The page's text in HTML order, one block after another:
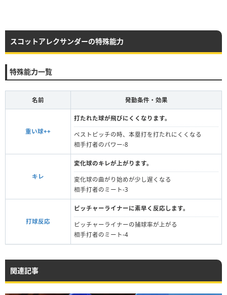
スコットアレクサンダーの特殊能力
特殊能力一覧
名前 発動条件・効果
重い球++
打たれた球が飛びにくくなります。
ベストピッチの時、本塁打を打たれにくくなる
相手打者のパワー-8
キレ
変化球のキレが上がります。
変化球の曲がり始めが少し遅くなる
相手打者のミート-3
打球反応
ピッチャーライナーに素早く反応します。
ピッチャーライナーの捕球率が上がる
相手打者のミート-4
関連記事